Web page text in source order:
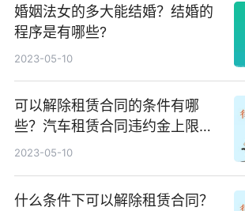
婚姻法女的多大能结婚？结婚的
程序是有哪些?
2023-05-10
可以解除租赁合同的条件有哪
些？汽车租赁合同违约金上限不
超过实际损失的多少呢？
2023-05-10
什么条件下可以解除租赁合同？